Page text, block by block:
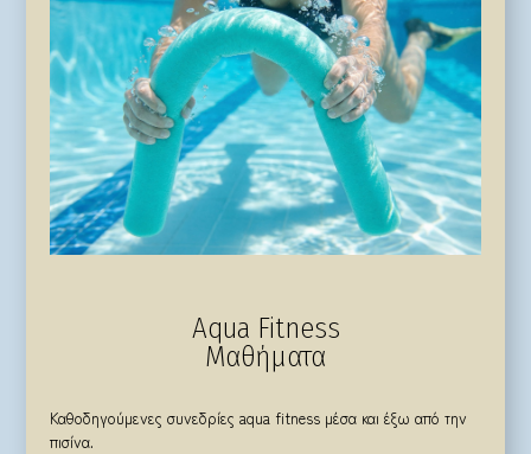
Aqua Fitness
Μαθήματα
Καθοδηγούμενες συνεδρίες aqua fitness μέσα και έξω από την
πισίνα.